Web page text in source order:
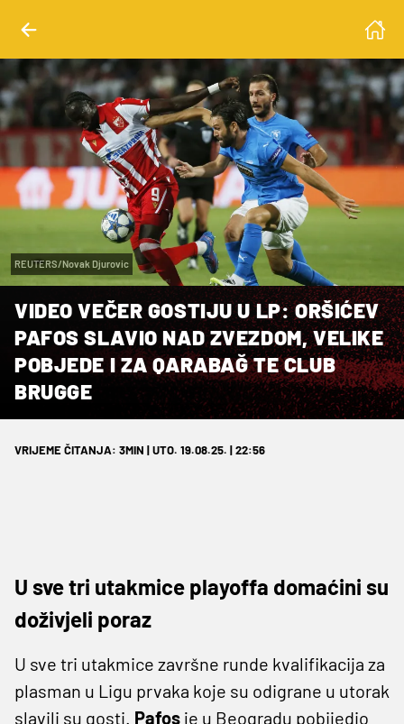
REUTERS/Novak Djurovic
VIDEO VEČER GOSTIJU U LP: ORŠIĆEV
PAFOS SLAVIO NAD ZVEZDOM, VELIKE
POBJEDE I ZA QARABAĞ TE CLUB
BRUGGE
VRIJEME ČITANJA: 3MIN | UTO. 19.08.25. | 22:56
U sve tri utakmice playoffa domaćini su
doživjeli poraz
U sve tri utakmice završne runde kvalifikacija za
plasman u Ligu prvaka koje su odigrane u utorak
slavili su gosti. Pafos je u Beogradu pobijedio